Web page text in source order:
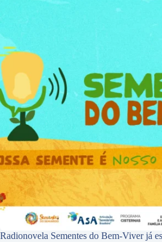
Radionovela Sementes do Bem-Viver já